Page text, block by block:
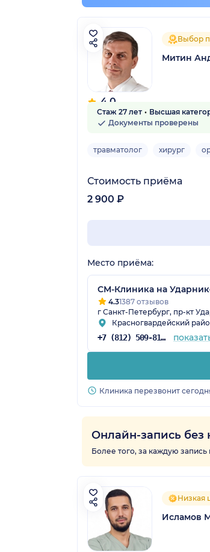
4.0
37 отзывов
Выбор
Митин
Стаж 27 лет
Высшая
Документы проверены
травматолог хирург
Стоимость приёма
2 900 ₽
Место приёма:
СМ-Клиника на
4.31387 отзывов
г Санкт-Петербург, пр-кт
Красногвардейский
+7 (812) 509-81-68
Клиника перезвонит
Онлайн-запись без
Более того, за каждую
Низкая
Исламов